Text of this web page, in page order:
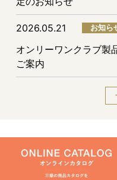
2026.05.21 お知ら
オンリーワンクラブ製
ご案内